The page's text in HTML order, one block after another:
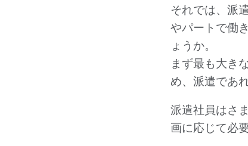
それでは、派
やパートで働
ょうか。
まず最も大き
め、派遣であ
派遣社員はさ
画に応じて必